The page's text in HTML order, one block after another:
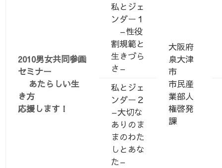
2010男女共同参画
セミナー
あたらしい生
き方
応援します！
私とジェ
ンダー１
–性役
割規範と
生きづら
さ–
大阪府
泉大津
市
市民産
業部人
権啓発
課
私とジェ
ンダー２
–大切な
ありのま
まのわた
しとあな
た–